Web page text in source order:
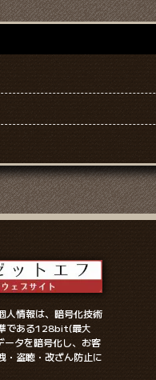
人情報は、暗号化技術
である128bit(最大
タを暗号化し、お客
・盗聴・改ざん防止に